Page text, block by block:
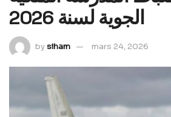
الجوية لسنة 2026
bysiham mars 24, 2026